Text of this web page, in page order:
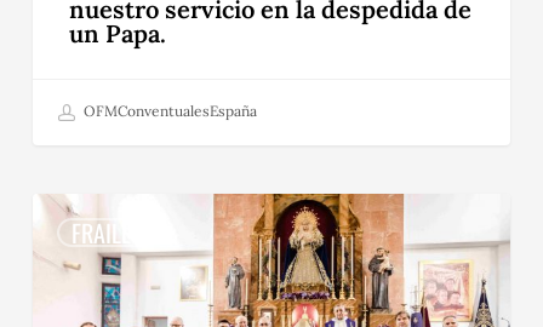
nuestro servicio en la despedida de
un Papa.
OFMConventualesEspaña
FRAILES
50
años
de
parroquia